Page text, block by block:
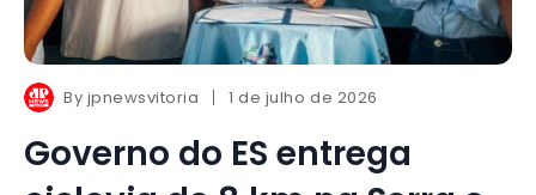
By jpnewsvitoria 1 de julho de 2026
Governo do ES entrega